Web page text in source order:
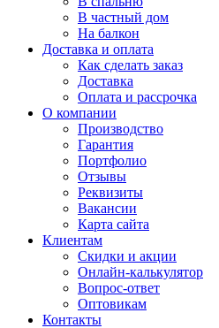
В частный дом
На балкон
Доставка и оплата
Как сделать заказ
Доставка
Оплата и рассрочка
О компании
Производство
Гарантия
Портфолио
Отзывы
Реквизиты
Вакансии
Карта сайта
Клиентам
Скидки и акции
Онлайн-калькулятор
Вопрос-ответ
Оптовикам
Контакты